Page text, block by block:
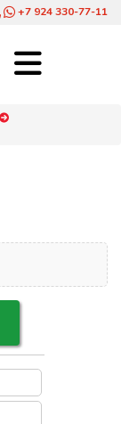
+7 924 330-77-11